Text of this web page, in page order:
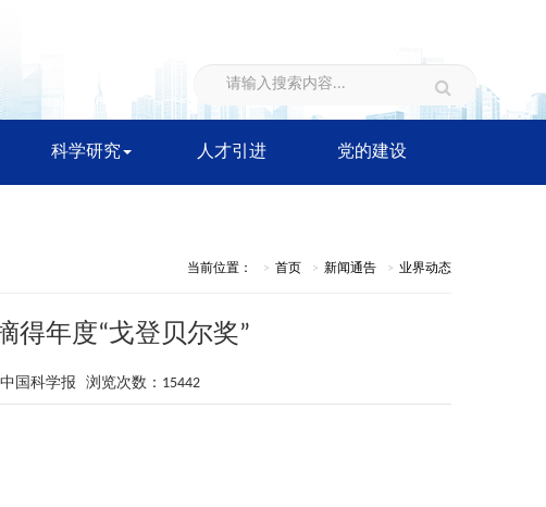
科学研究 人才引进 党的建设
当前位置： 首页 新闻通告 业界动态
得年度“戈登贝尔奖”
国科学报 浏览次数：15442